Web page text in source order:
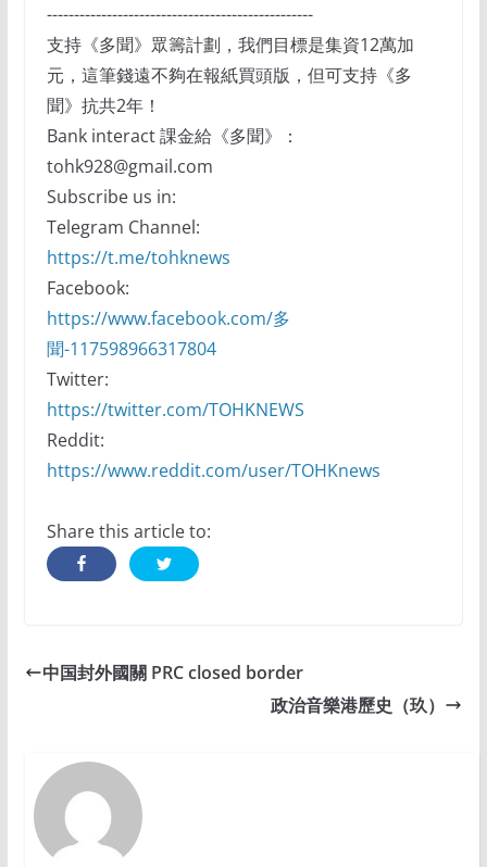
-------------------------------------------------
支持《多聞》眾籌計劃，我們目標是集資12萬加
元，這筆錢遠不夠在報紙買頭版，但可支持《多
聞》抗共2年！
Bank interact 課金給《多聞》：
tohk928@gmail.com
Subscribe us in:
Telegram Channel:
https://t.me/tohknews
Facebook:
https://www.facebook.com/多
聞-117598966317804
Twitter:
https://twitter.com/TOHKNEWS
Reddit:
https://www.reddit.com/user/TOHKnews
Share this article to:
中国封外國關 PRC closed border
政治音樂港歷史（玖）